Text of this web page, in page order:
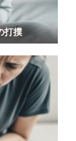
打撲